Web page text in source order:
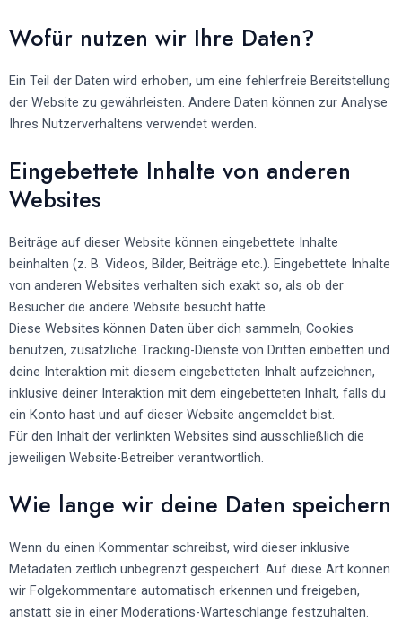
Wofür nutzen wir Ihre Daten?
Ein Teil der Daten wird erhoben, um eine fehlerfreie Bereitstellung
der Website zu gewährleisten. Andere Daten können zur Analyse
Ihres Nutzerverhaltens verwendet werden.
Eingebettete Inhalte von anderen
Websites
Beiträge auf dieser Website können eingebettete Inhalte
beinhalten (z. B. Videos, Bilder, Beiträge etc.). Eingebettete Inhalte
von anderen Websites verhalten sich exakt so, als ob der
Besucher die andere Website besucht hätte.
Diese Websites können Daten über dich sammeln, Cookies
benutzen, zusätzliche Tracking-Dienste von Dritten einbetten und
deine Interaktion mit diesem eingebetteten Inhalt aufzeichnen,
inklusive deiner Interaktion mit dem eingebetteten Inhalt, falls du
ein Konto hast und auf dieser Website angemeldet bist.
Für den Inhalt der verlinkten Websites sind ausschließlich die
jeweiligen Website-Betreiber verantwortlich.
Wie lange wir deine Daten speichern
Wenn du einen Kommentar schreibst, wird dieser inklusive
Metadaten zeitlich unbegrenzt gespeichert. Auf diese Art können
wir Folgekommentare automatisch erkennen und freigeben,
anstatt sie in einer Moderations-Warteschlange festzuhalten.